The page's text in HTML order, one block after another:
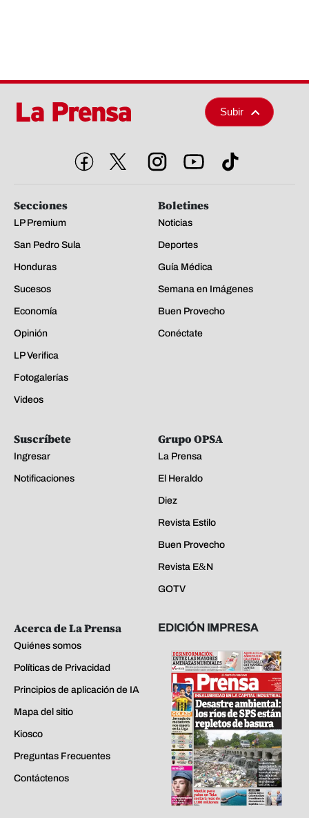
Subir
Secciones
LP Premium
San Pedro Sula
Honduras
Sucesos
Economía
Opinión
LP Verifica
Fotogalerías
Videos
Boletines
Noticias
Deportes
Guía Médica
Semana en Imágenes
Buen Provecho
Conéctate
Suscríbete
Ingresar
Notificaciones
Grupo OPSA
La Prensa
El Heraldo
Diez
Revista Estilo
Buen Provecho
Revista E&N
GOTV
Acerca de La Prensa
Quiénes somos
Políticas de Privacidad
Principios de aplicación de IA
Mapa del sitio
Kiosco
Preguntas Frecuentes
Contáctenos
EDICIÓN IMPRESA